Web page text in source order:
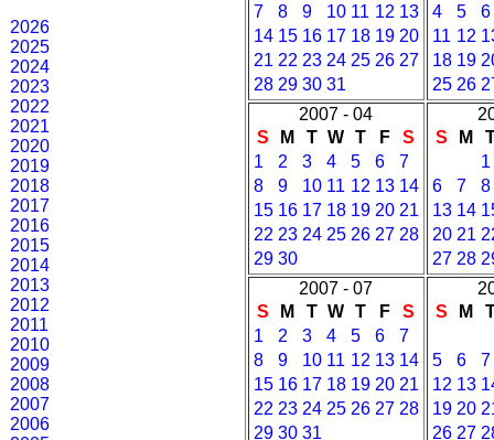
2026
2025
2024
2023
2022
2021
2020
2019
2018
2017
2016
2015
2014
2013
2012
2011
2010
2009
2008
2007
2006
7
8 9 10 11 12 13
14 15 16 17 18 19 20
21 22 23 24 25 26 27
28 29 30 31
4 5
6
11 12
18 19
25 26
2007 - 04
S
M T W T F
S
1
2 3 4 5 6
7
8
9 10 11 12 13 14
15 16 17 18 19 20 21
22 23 24 25 26 27 28
29 30
S
M
1
6
7
8
13 14
20 21
27 28
2007 - 07
S
M T W T F
S
1
2 3 4 5 6
7
8
9 10 11 12 13 14
15 16 17 18 19 20 21
22 23 24 25 26 27 28
29 30 31
S
M
5 6
7
12 13
19 20
26 27